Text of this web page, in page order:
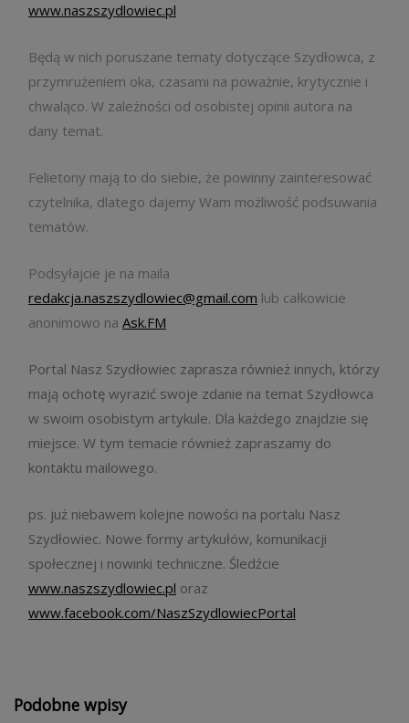
www.naszszydlowiec.pl
Będą w nich poruszane tematy dotyczące Szydłowca, z
przymrużeniem oka, czasami na poważnie, krytycznie i
chwaląco. W zależności od osobistej opinii autora na
dany temat.
Felietony mają to do siebie, że powinny zainteresować
czytelnika, dlatego dajemy Wam możliwość podsuwania
tematów.
Podsyłajcie je na maila
redakcja.naszszydlowiec@gmail.com lub całkowicie
anonimowo na Ask.FM
Portal Nasz Szydłowiec zaprasza również innych, którzy
mają ochotę wyrazić swoje zdanie na temat Szydłowca
w swoim osobistym artykule. Dla każdego znajdzie się
miejsce. W tym temacie również zapraszamy do
kontaktu mailowego.
ps. już niebawem kolejne nowości na portalu Nasz
Szydłowiec. Nowe formy artykułów, komunikacji
społecznej i nowinki techniczne. Śledźcie
www.naszszydlowiec.pl oraz
www.facebook.com/NaszSzydlowiecPortal
Podobne wpisy